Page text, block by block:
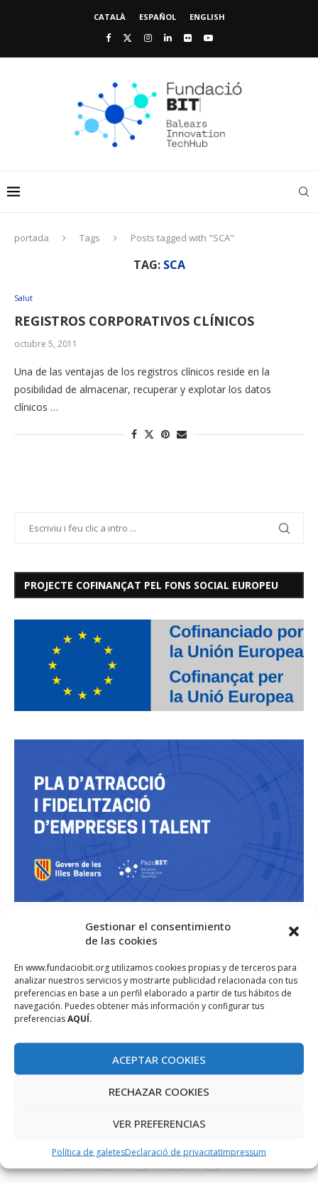
Gestionar el consentimiento
de las cookies
En www.fundaciobit.org utilizamos cookies propias y de terceros para
analizar nuestros servicios y mostrarte publicidad relacionada con tus
preferencias en base a un perfil elaborado a partir de tus hábitos de
navegación. Puedes obtener más información y configurar tus
preferenciasAQUÍ.
ACEPTAR COOKIES
RECHAZAR COOKIES
VER PREFERENCIAS
Política de galetesDeclaració de privacitatImpressum
CATALÀ ESPAÑOL ENGLISH
portada Tags Posts tagged with "SCA"
TAG: SCA
Salut
REGISTROS CORPORATIVOS CLÍNICOS
octubre 5, 2011
Una de las ventajas de los registros clínicos reside en la
posibilidad de almacenar, recuperar y explotar los datos
clínicos …
PROJECTE COFINANÇAT PEL FONS SOCIAL EUROPEU